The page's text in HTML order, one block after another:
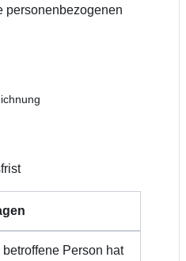
personenbezogenen
betroffene Person hat